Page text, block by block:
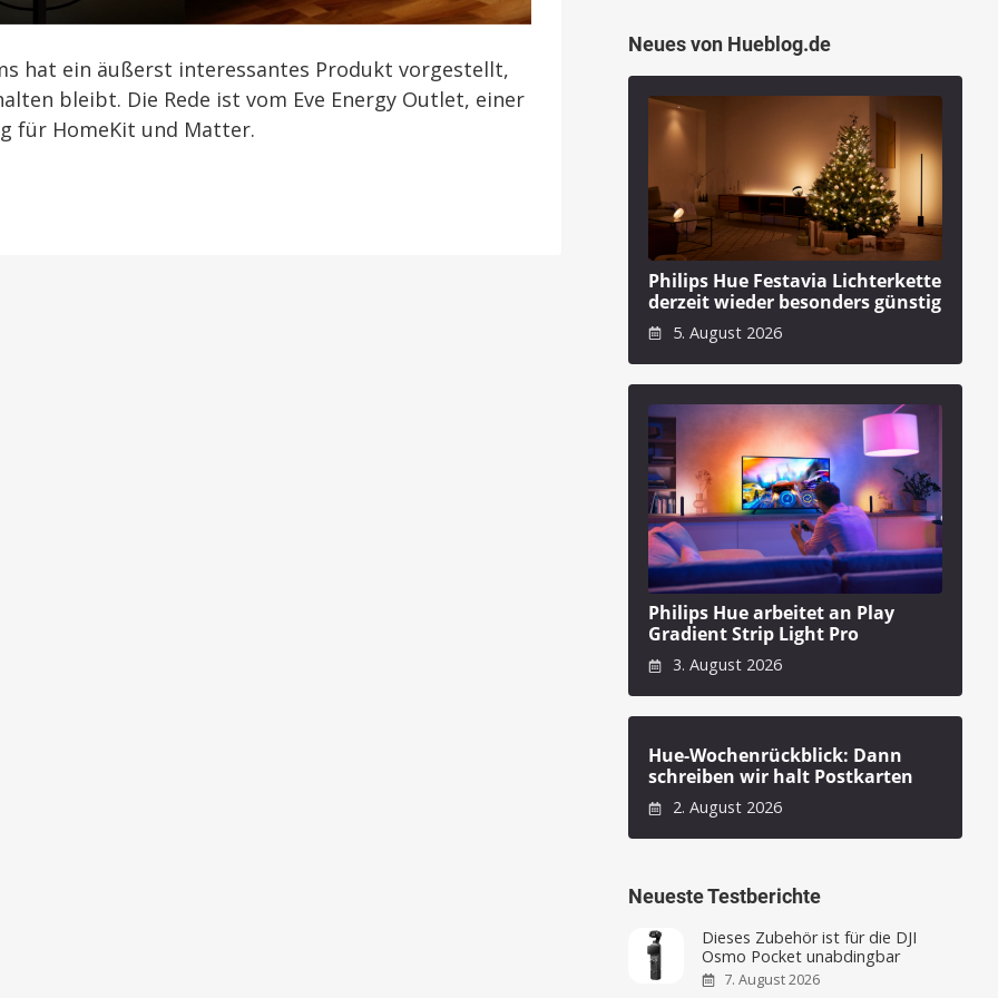
hat ein äußerst interessantes Produkt vorgestellt,
bleibt. Die Rede ist vom Eve Energy Outlet, einer
für HomeKit und Matter.
Neues von Hueblog.de
Philips Hue Festavia Lichterkette
derzeit wieder besonders günstig
5. August 2026
Philips Hue arbeitet an Play
Gradient Strip Light Pro
3. August 2026
Hue-Wochenrückblick: Dann
schreiben wir halt Postkarten
2. August 2026
Neueste Testberichte
Dieses Zubehör ist für die DJI
Osmo Pocket unabdingbar
7. August 2026